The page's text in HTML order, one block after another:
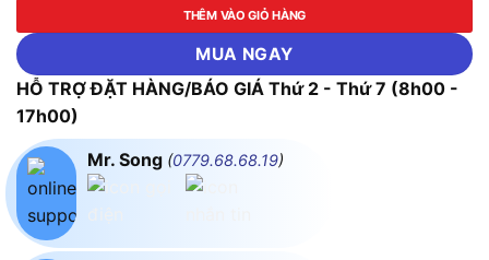
THÊM VÀO GIỎ HÀNG
MUA NGAY
HỖ TRỢ ĐẶT HÀNG/BÁO GIÁ Thứ 2 - Thứ 7 (8h00 -
17h00)
Mr. Song (0779.68.68.19)